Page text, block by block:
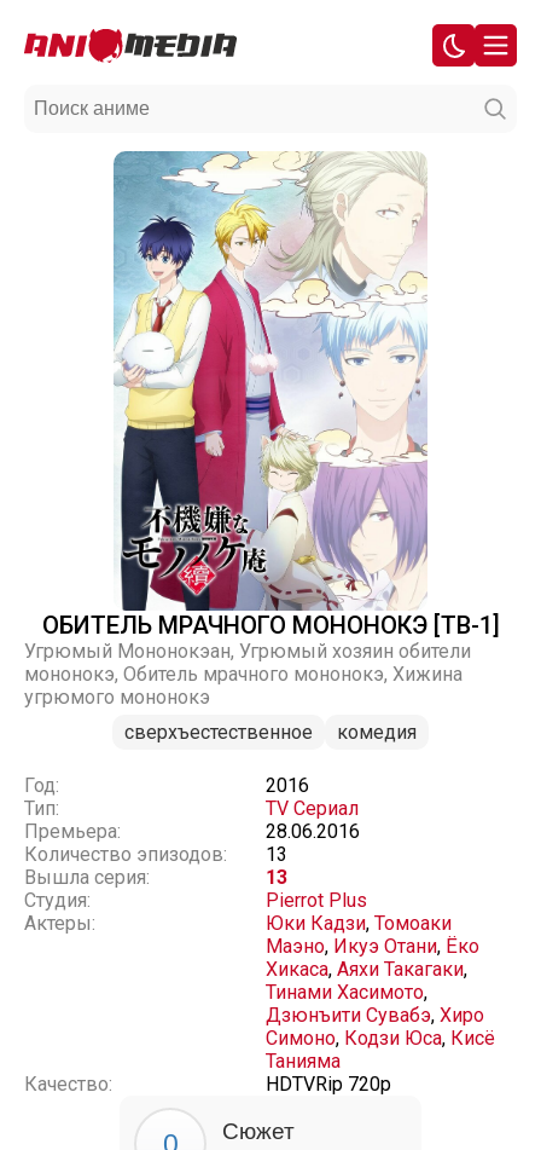
ОБИТЕЛЬ МРАЧНОГО МОНОНОКЭ [ТВ-1]
Угрюмый Мононокэан, Угрюмый хозяин обители
мононокэ, Обитель мрачного мононокэ, Хижина
угрюмого мононокэ
сверхъестественное
комедия
Год:
2016
Тип:
TV Сериал
Премьера:
28.06.2016
Количество эпизодов:
13
Вышла серия:
13
Студия:
Pierrot Plus
Актеры:
Юки Кадзи, Томоаки
Маэно, Икуэ Отани, Ёко
Хикаса, Аяхи Такагаки,
Тинами Хасимото,
Дзюнъити Сувабэ, Хиро
Симоно, Кодзи Юса, Кисё
Танияма
Качество:
HDTVRip 720p
Сюжет